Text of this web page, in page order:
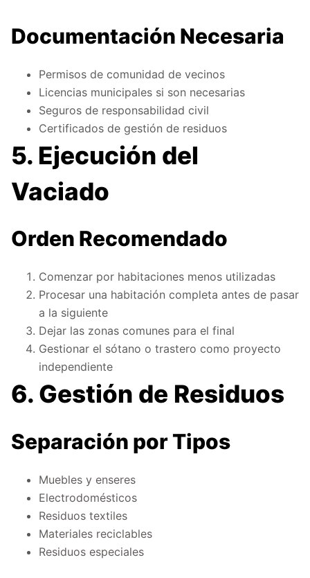
Documentación Necesaria
Permisos de comunidad de vecinos
Licencias municipales si son necesarias
Seguros de responsabilidad civil
Certificados de gestión de residuos
5. Ejecución del
Vaciado
Orden Recomendado
Comenzar por habitaciones menos utilizadas
Procesar una habitación completa antes de pasar
a la siguiente
Dejar las zonas comunes para el final
Gestionar el sótano o trastero como proyecto
independiente
6. Gestión de Residuos
Separación por Tipos
Muebles y enseres
Electrodomésticos
Residuos textiles
Materiales reciclables
Residuos especiales